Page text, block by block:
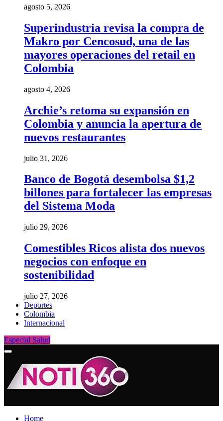
agosto 5, 2026
Superindustria revisa la compra de
Makro por Cencosud, una de las
mayores operaciones del retail en
Colombia
agosto 4, 2026
Archie’s retoma su expansión en
Colombia y anuncia la apertura de
nuevos restaurantes
julio 31, 2026
Banco de Bogotá desembolsa $1,2
billones para fortalecer las empresas
del Sistema Moda
julio 29, 2026
Comestibles Ricos alista dos nuevos
negocios con enfoque en
sostenibilidad
julio 27, 2026
Deportes
Colombia
Internacional
Especial Salud
Home